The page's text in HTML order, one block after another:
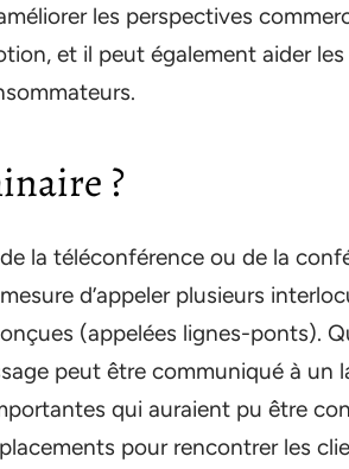
les perspectives
et il peut également aider
?
la téléconférence ou de la
d’appeler plusieurs
(appelées lignes-ponts).
peut être communiqué à un
qui auraient pu être
pour rencontrer les